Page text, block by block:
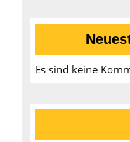
Es sind keine